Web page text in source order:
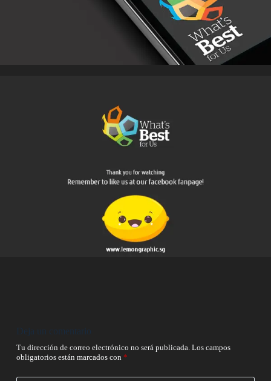
Deja un comentario
Tu dirección de correo electrónico no será publicada. Los campos
obligatorios están marcados con *